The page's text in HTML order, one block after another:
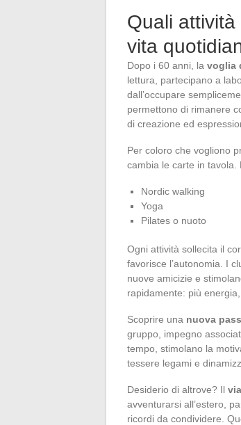
Quali
vita
Dopo i 60 anni, la voglia
lettura, partecipano a
dall’occupare
permettono di rimanere
di creazione ed
Per coloro che vogliono
cambia le carte in tavola.
Nordic walking
Yoga
Pilates o nuoto
Ogni attività sollecita il
favorisce l’autonomia. I
nuove amicizie e
rapidamente: più
Scoprire una nuova
gruppo, impegno
tempo, stimolano la
tessere legami e
Desiderio di altrove? Il
avventurarsi all’estero,
ricordi da condividere.